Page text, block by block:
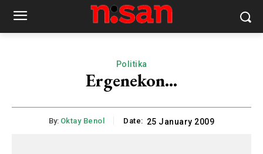
Politika
Ergenekon…
By: Oktay Benol Date: 25 January 2009